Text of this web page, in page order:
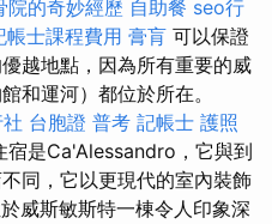
院的奇妙經歷 自助餐 seo行
帳士課程費用 膏肓 可以保證
越地點，因為所有重要的威
和運河）都位於所在。
台胞證 普考 記帳士 護照
宿是Ca'Alessandro，它與到
同，它以更現代的室內裝飾
威斯敏斯特一棟令人印象深